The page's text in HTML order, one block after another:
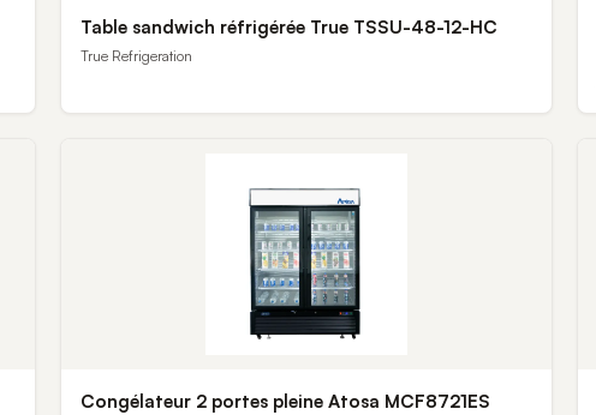
Table sandwich réfrigérée True TSSU-48-12-HC
True Refrigeration
Congélateur 2 portes pleine Atosa MCF8721ES